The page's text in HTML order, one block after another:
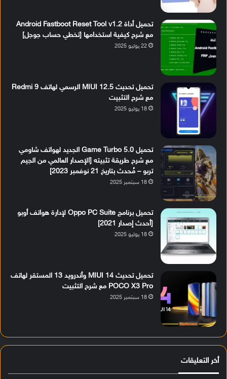
تحميل أداة Android Fastboot Reset Tool v1.2
مع شرح كيفية استخدامها [تخطي حساب جوجل]
22 يوليو 2025
تحميل تحديث MIUI 12.5 الرسمي لهاتف Redmi 9
مع شرح التثبيت
18 يوليو 2025
تحميل Game Turbo 5.0 الجديد لهواتف شاومي
مع شرح طريقة تثبيته [الإصدار العالمي من الجيم
تربو – مُحدث بتاريخ 21 نوفمبر 2023]
18 سبتمبر 2025
تحميل برنامج Oppo PC Suite لإدارة هواتف أوبو
[أحدث إصدار 2021]
18 يوليو 2025
تحميل تحديث MIUI 14 وأندرويد 13 المستقر لهاتف
POCO X3 Pro مع شرح التثبيت
18 سبتمبر 2025
أخر التعليقات